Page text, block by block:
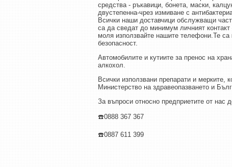
средства - ръкавици, бонета, маски,
двустепенна-чрез измиване с
Всички наши доставчици обслужващи
са да сведат до минимум личният
моля използвайте нашите телефони.Те
безопасност.
Автомобилите и кутиите за пренос на
алкохол.
Всички използвани препарати и мерките,
Министерство на здравеопазването и
За въпроси относно предприетите от нас
☎️0888 367 367
☎️0887 611 399